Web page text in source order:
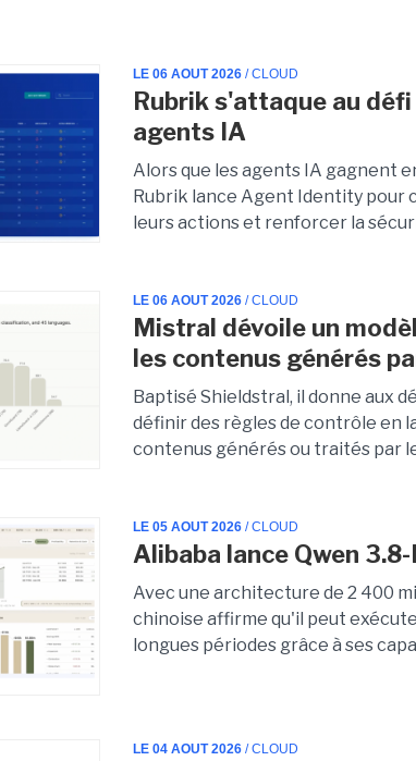
LE 06 AOUT 2026 / CLOUD
Rubrik s'attaque au
agents IA
Alors que les agents IA gagnent
Rubrik lance Agent Identity pour
leurs actions et renforcer la
LE 06 AOUT 2026 / CLOUD
Mistral dévoile un
les contenus générés
Baptisé Shieldstral, il donne aux
définir des règles de contrôle en
contenus générés ou traités par
LE 05 AOUT 2026 / CLOUD
Alibaba lance Qwen
Avec une architecture de 2 400
chinoise affirme qu'il peut
longues périodes grâce à ses
LE 04 AOUT 2026 / CLOUD